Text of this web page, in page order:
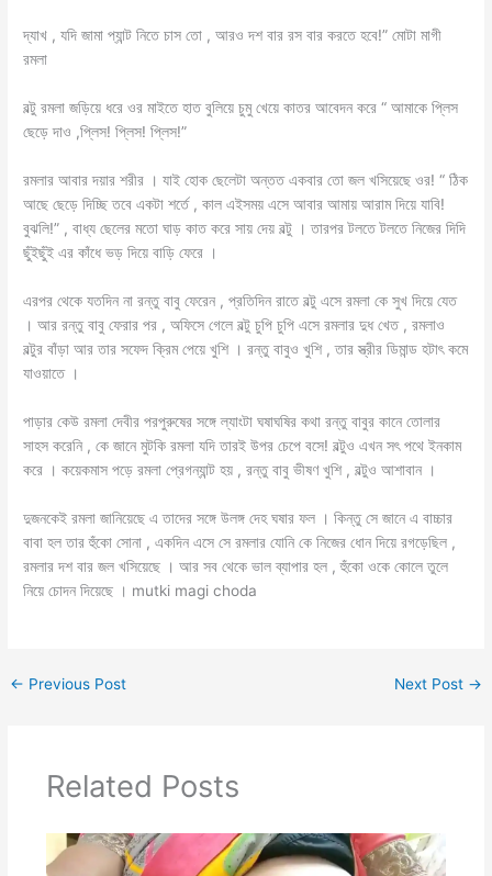
দ্যাখ , যদি জামা প্যান্ট নিতে চাস তো , আরও দশ বার রস বার করতে হবে!” মোটা মাগী
রমলা
বল্টু রমলা জড়িয়ে ধরে ওর মাইতে হাত বুলিয়ে চুমু খেয়ে কাতর আবেদন করে “ আমাকে প্লিস
ছেড়ে দাও ,প্লিস! প্লিস! প্লিস!”
রমলার আবার দয়ার শরীর । যাই হোক ছেলেটা অন্তত একবার তো জল খসিয়েছে ওর! “ ঠিক
আছে ছেড়ে দিচ্ছি তবে একটা শর্তে , কাল এইসময় এসে আবার আমায় আরাম দিয়ে যাবি!
বুঝলি!” , বাধ্য ছেলের মতো ঘাড় কাত করে সায় দেয় বল্টু । তারপর টলতে টলতে নিজের দিদি
ছুঁইছুঁই এর কাঁধে ভড় দিয়ে বাড়ি ফেরে ।
এরপর থেকে যতদিন না রন্তু বাবু ফেরেন , প্রতিদিন রাতে বল্টু এসে রমলা কে সুখ দিয়ে যেত
। আর রন্তু বাবু ফেরার পর , অফিসে গেলে বল্টু চুপি চুপি এসে রমলার দুধ খেত , রমলাও
বল্টুর বাঁড়া আর তার সফেদ ক্রিম পেয়ে খুশি । রন্তু বাবুও খুশি , তার স্ত্রীর ডিমান্ড হটাৎ কমে
যাওয়াতে ।
পাড়ার কেউ রমলা দেবীর পরপুরুষের সঙ্গে ল্যাংটা ঘষাঘষির কথা রন্তু বাবুর কানে তোলার
সাহস করেনি , কে জানে মুটকি রমলা যদি তারই উপর চেপে বসে! বল্টুও এখন সৎ পথে ইনকাম
করে । কয়েকমাস পড়ে রমলা প্রেগন্যান্ট হয় , রন্তু বাবু ভীষণ খুশি , বল্টুও আশাবান ।
দুজনকেই রমলা জানিয়েছে এ তাদের সঙ্গে উলঙ্গ দেহ ঘষার ফল । কিন্তু সে জানে এ বাচ্চার
বাবা হল তার হুঁকো সোনা , একদিন এসে সে রমলার যোনি কে নিজের ধোন দিয়ে রগড়েছিল ,
রমলার দশ বার জল খসিয়েছে । আর সব থেকে ভাল ব্যাপার হল , হুঁকো ওকে কোলে তুলে
নিয়ে চোদন দিয়েছে । mutki magi choda
← Previous Post Next Post →
Related Posts